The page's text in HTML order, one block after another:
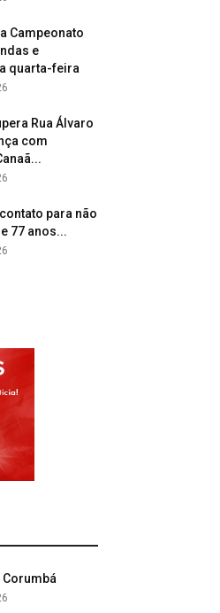
Campeonato
e
quarta-feira
Rua Álvaro
com
para não
77 anos...